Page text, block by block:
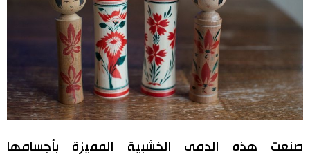
صنعت هذه الدمى الخشبية المميزة بأجسامها